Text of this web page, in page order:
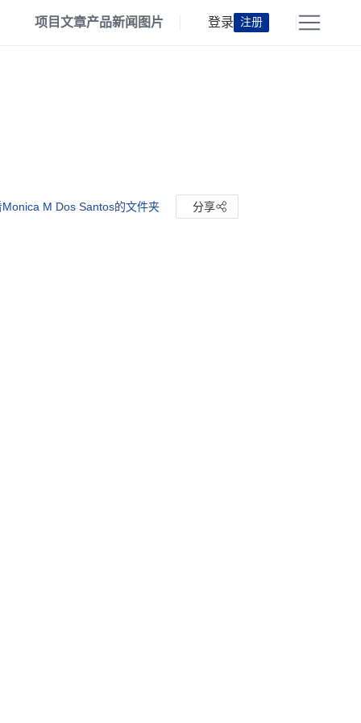
项目文章产品新闻 图片 登录 注册
Monica M Dos Santos的文件夹 分享